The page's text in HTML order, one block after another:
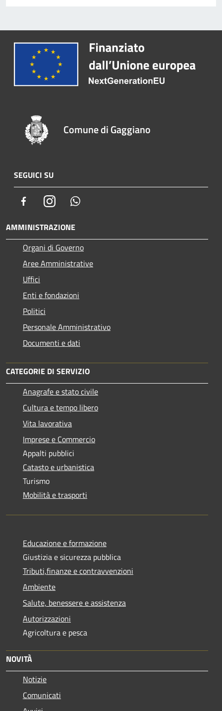
Comune di Gaggiano
SEGUICI SU
FacebookInstagram
AMMINISTRAZIONE
Organi di Governo
Aree Amministrative
Uffici
Enti e fondazioni
Politici
Personale Amministrativo
Documenti e dati
CATEGORIE DI SERVIZIO
Anagrafe e stato civile
Cultura e tempo libero
Vita lavorativa
Imprese e Commercio
Appalti pubblici
Catasto e urbanistica
Turismo
Mobilità e trasporti
Educazione e formazione
Giustizia e sicurezza pubblica
Tributi,finanze e contravvenzioni
Ambiente
Salute, benessere e assistenza
Autorizzazioni
Agricoltura e pesca
NOVITÀ
Notizie
Comunicati